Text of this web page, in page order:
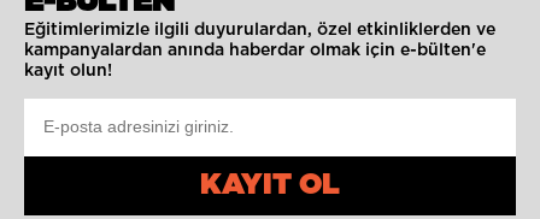
Eğitimlerimizle ilgili duyurulardan, özel etkinliklerden ve
kampanyalardan anında haberdar olmak için e-bülten'e
kayıt olun!
KAYIT OL